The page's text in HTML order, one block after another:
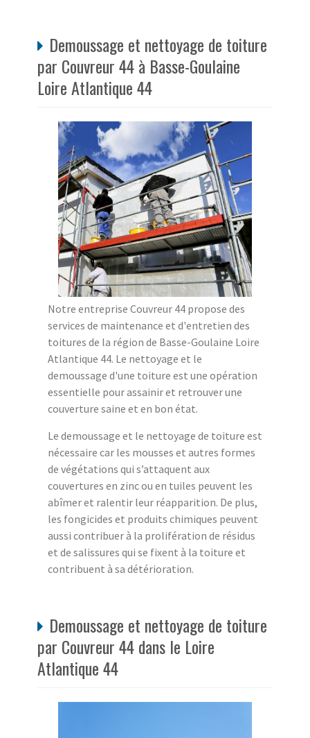
Demoussage et nettoyage de toiture
par Couvreur 44 à Basse-Goulaine
Loire Atlantique 44
Notre entreprise Couvreur 44 propose des
services de maintenance et d'entretien des
toitures de la région de Basse-Goulaine Loire
Atlantique 44. Le nettoyage et le
demoussage d'une toiture est une opération
essentielle pour assainir et retrouver une
couverture saine et en bon état.
Le demoussage et le nettoyage de toiture est
nécessaire car les mousses et autres formes
de végétations qui s’attaquent aux
couvertures en zinc ou en tuiles peuvent les
abîmer et ralentir leur réapparition. De plus,
les fongicides et produits chimiques peuvent
aussi contribuer à la prolifération de résidus
et de salissures qui se fixent à la toiture et
contribuent à sa détérioration.
Demoussage et nettoyage de toiture
par Couvreur 44 dans le Loire
Atlantique 44